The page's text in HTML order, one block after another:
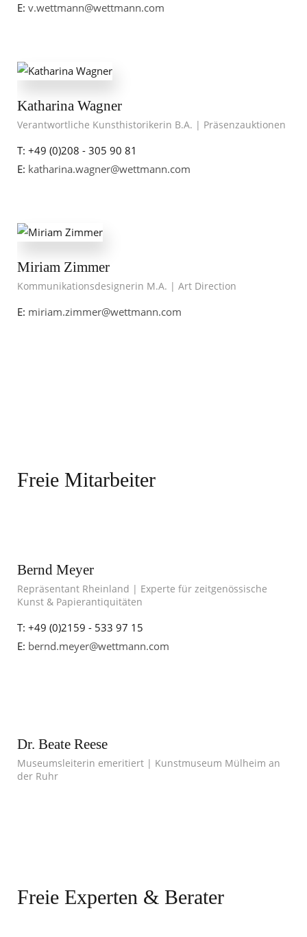
E: v.wettmann@wettmann.com
Katharina Wagner
Verantwortliche Kunsthistorikerin B.A. | Präsenzauktionen
T: +49 (0)208 - 305 90 81
E: katharina.wagner@wettmann.com
Miriam Zimmer
Kommunikationsdesignerin M.A. | Art Direction
E: miriam.zimmer@wettmann.com
Freie Mitarbeiter
Bernd Meyer
Repräsentant Rheinland | Experte für zeitgenössische
Kunst & Papierantiquitäten
T: +49 (0)2159 - 533 97 15
E: bernd.meyer@wettmann.com
Dr. Beate Reese
Museumsleiterin emeritiert | Kunstmuseum Mülheim an
der Ruhr
Freie Experten & Berater